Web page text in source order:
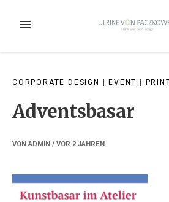
zumMENÜ
CORPORATE DESIGN EVENT
Adventsbasar
VONADMIN / VOR 2 JAHREN